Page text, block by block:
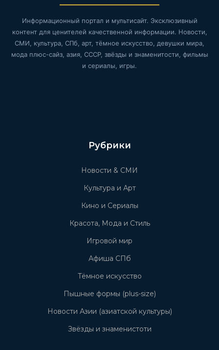
Информационный портал и мультисайт. Эксклюзивный
контент для ценителей качественной информации. Новости,
СМИ, культура, СПб, арт, тёмное искусство, девушки мира,
мода плюс-сайз, азия, СССР, звёзды и знаменитости, фильмы
и сериалы, игры.
Рубрики
Новости & СМИ
Культура и Арт
Кино и Сериалы
Красота, Мода и Стиль
Игровой мир
Афиша СПб
Тёмное искусство
Пышные формы (plus-size)
Новости Азии (азиатской культуры)
Звёзды и знаменистоти